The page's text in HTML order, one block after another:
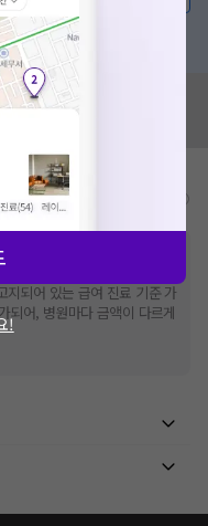
게시글 보러가기
비급여/급여 진료란?
격과 상이할 수 있으니, 정확
지되어 있는 급여 진료 기준 가
되어, 병원마다 금액이 다르게
!